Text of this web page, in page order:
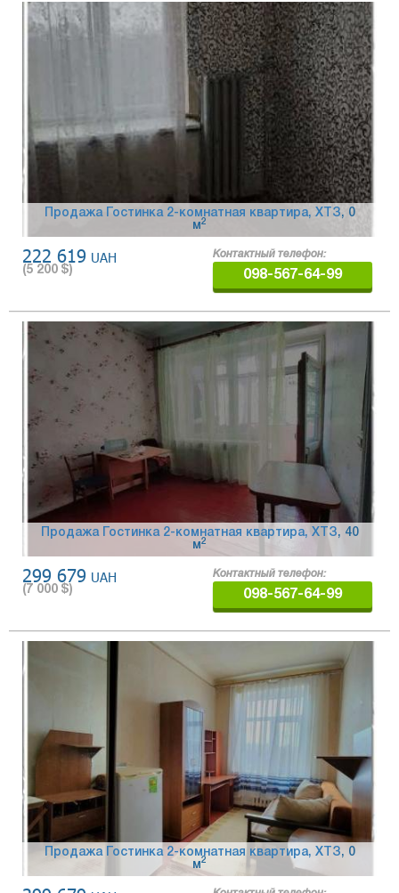
Продажа Гостинка 2-комнатная квартира, ХТЗ, 0
м2
222 619 UAH
(5 200 $)
Контактный телефон:
098-567-64-99
Продажа Гостинка 2-комнатная квартира, ХТЗ, 40
м2
299 679 UAH
(7 000 $)
Контактный телефон:
098-567-64-99
Продажа Гостинка 2-комнатная квартира, ХТЗ, 0
м2